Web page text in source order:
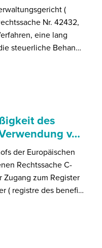
(
Nr. 42432,
eine lang
steuerliche Behan…
des
v…
der Europäischen
Rechtssache C-
zum Register
( registre des benefi…